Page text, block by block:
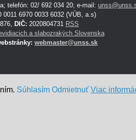
telefón: 02/ 692 034 20; e-mail:
0011 6970 0033 6032 (VÚB, a.s)
DIČ: 2020804731 RSS
a slabozrakých Slovenska
webmaster@unss.sk
Súhlasím Odmietnuť Viac